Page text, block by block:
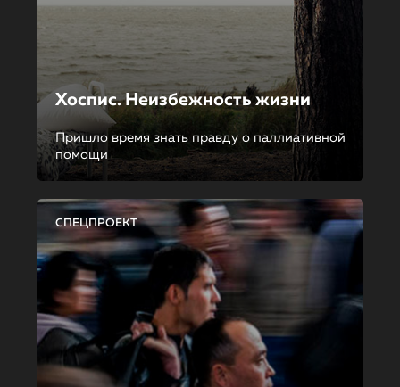
Хоспис. Неизбежность жизни
Пришло время знать правду о паллиативной
помощи
СПЕЦПРОЕКТ